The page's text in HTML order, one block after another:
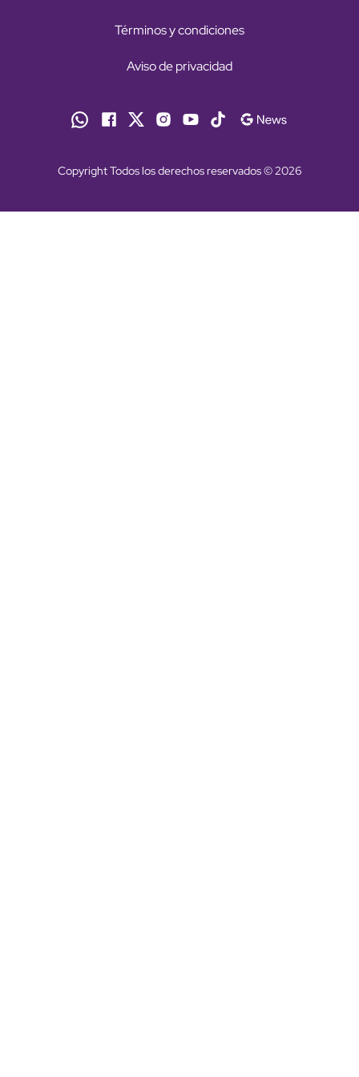
Términos y condiciones
Aviso de privacidad
Copyright Todos los derechos reservados © 2026